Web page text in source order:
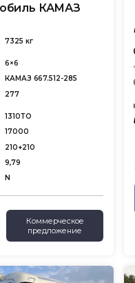
КАМАЗ
7325 кг
6×6
КАМАЗ 667.512-285
277
1310ТО
17000
210+210
9,79
N
Коммерческое
предложение